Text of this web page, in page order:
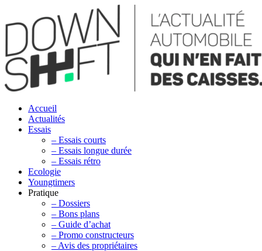
Accueil
Actualités
Essais
– Essais courts
– Essais longue durée
– Essais rétro
Ecologie
Youngtimers
Pratique
– Dossiers
– Bons plans
– Guide d’achat
– Promo constructeurs
– Avis des propriétaires